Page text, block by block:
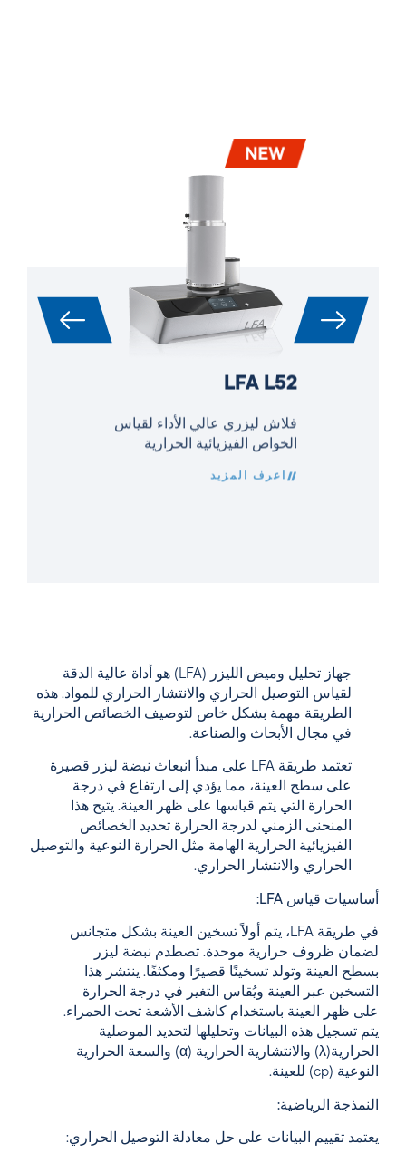
LFA L52
فلاش ليزري عالي الأداء لقياس
الخواص الفيزيائية الحرارية
اعرف المزيد
جهاز تحليل وميض الليزر (LFA) هو أداة عالية الدقة
لقياس التوصيل الحراري والانتشار الحراري للمواد. هذه
الطريقة مهمة بشكل خاص لتوصيف الخصائص الحرارية
في مجال الأبحاث والصناعة.
تعتمد طريقة LFA على مبدأ انبعاث نبضة ليزر قصيرة
على سطح العينة، مما يؤدي إلى ارتفاع في درجة
الحرارة التي يتم قياسها على ظهر العينة. يتيح هذا
المنحنى الزمني لدرجة الحرارة تحديد الخصائص
الفيزيائية الحرارية الهامة مثل الحرارة النوعية والتوصيل
الحراري والانتشار الحراري.
أساسيات قياس LFA:
في طريقة LFA، يتم أولاً تسخين العينة بشكل متجانس
لضمان ظروف حرارية موحدة. تصطدم نبضة ليزر
بسطح العينة وتولد تسخينًا قصيرًا ومكثفًا. ينتشر هذا
التسخين عبر العينة ويُقاس التغير في درجة الحرارة
على ظهر العينة باستخدام كاشف الأشعة تحت الحمراء.
يتم تسجيل هذه البيانات وتحليلها لتحديد الموصلية
الحرارية(λ ) والانتشارية الحرارية (α) والسعة الحرارية
النوعية (cp) للعينة.
النمذجة الرياضية:
يعتمد تقييم البيانات على حل معادلة التوصيل الحراري: